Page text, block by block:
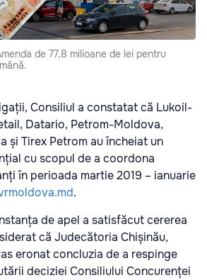
de 77,8 milioane de lei pentru
Consiliul a constatat că Lukoil-
Datario, Petrom-Moldova,
și Tirex Petrom au încheiat un
cu scopul de a coordona
în perioada martie 2019 – ianuarie
.
de apel a satisfăcut cererea
că Judecătoria Chișinău,
eronat concluzia de a respinge
deciziei Consiliului Concurenței